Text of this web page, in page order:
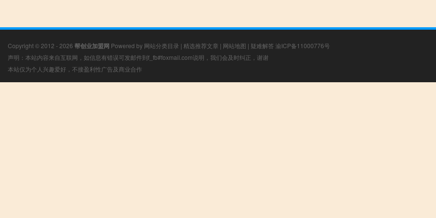
Copyright © 2012 - 2026 帮创业加盟网 Powered by 网站分类目录 | 精选推荐文章 | 网站地图 | 疑难解答 渝ICP备11000776号
声明：本站内容来自互联网，如信息有错误可发邮件到f_fb#foxmail.com说明，我们会及时纠正，谢谢
本站仅为个人兴趣爱好，不接盈利性广告及商业合作